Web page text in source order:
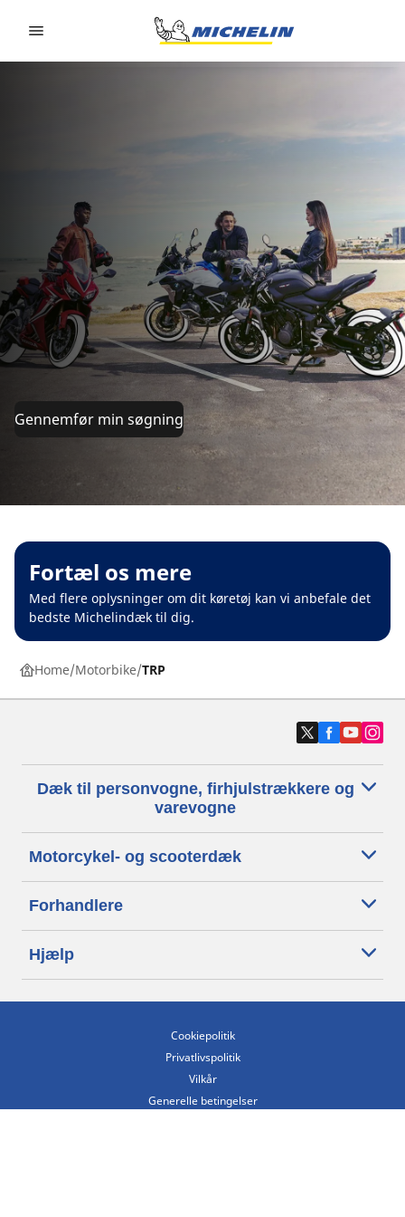
Gennemfør min søgning
Fortæl os mere
Med flere oplysninger om dit køretøj kan vi anbefale det
bedste Michelindæk til dig.
Home Motorbike TRP
Dæk til personvogne, firhjulstrækkere og
varevogne
Motorcykel- og scooterdæk
Forhandlere
Hjælp
Cookiepolitik
Privatlivspolitik
Vilkår
Generelle betingelser